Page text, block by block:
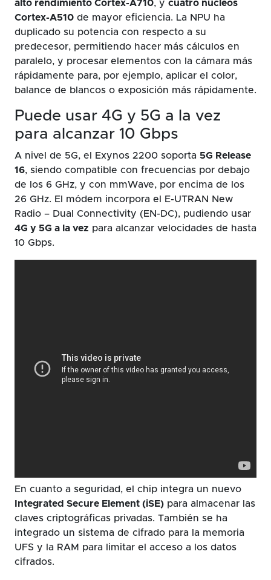
alto rendimiento Cortex-A710, y cuatro núcleos
Cortex-A510 de mayor eficiencia. La NPU ha
duplicado su potencia con respecto a su
predecesor, permitiendo hacer más cálculos en
paralelo, y procesar elementos con la cámara más
rápidamente para, por ejemplo, aplicar el color,
balance de blancos o exposición más rápidamente.
Puede usar 4G y 5G a la vez
para alcanzar 10 Gbps
A nivel de 5G, el Exynos 2200 soporta 5G Release
16, siendo compatible con frecuencias por debajo
de los 6 GHz, y con mmWave, por encima de los
26 GHz. El módem incorpora el E-UTRAN New
Radio – Dual Connectivity (EN-DC), pudiendo usar
4G y 5G a la vez para alcanzar velocidades de hasta
10 Gbps.
En cuanto a seguridad, el chip integra un nuevo
Integrated Secure Element (iSE) para almacenar las
claves criptográficas privadas. También se ha
integrado un sistema de cifrado para la memoria
UFS y la RAM para limitar el acceso a los datos
cifrados.